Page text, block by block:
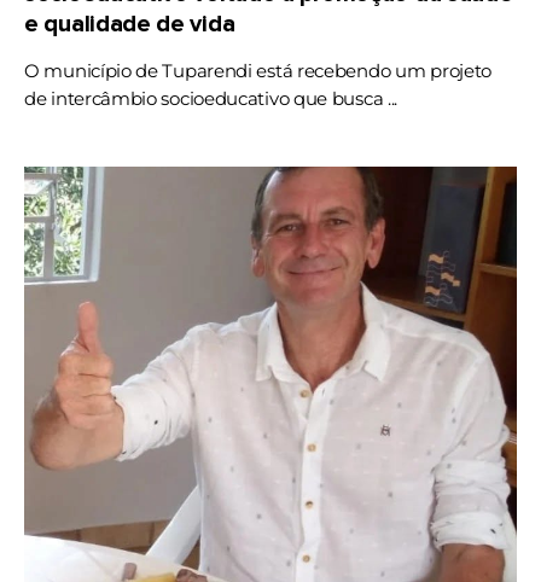
e qualidade de vida
O município de Tuparendi está recebendo um projeto
de intercâmbio socioeducativo que busca ...